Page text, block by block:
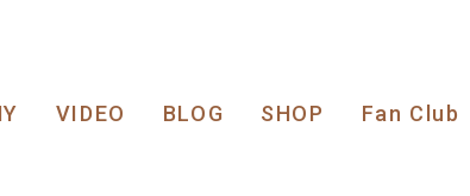
VIDEO BLOG SHOP Fan Club